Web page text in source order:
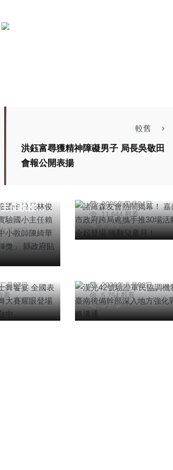
較舊
洪鈺富尋獲精神障礙男子 局長吳敬田
會報公開表揚
任賴雅芬
小教師陳
全國「師
政府貼紅
月22日
諸羅森友會熱鬧揭
童月！
2026年四月04日
11,644 觀看
9 分享
文教
士舞饗宴
術暨爵士
登場 舞
月07日
看
科技新知
漢光42號驗證軍民
2026年八月08日
5,754 觀看
3 分享